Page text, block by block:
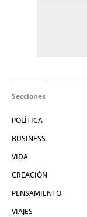
Secciones
POLÍTICA
BUSINESS
VIDA
CREACIÓN
PENSAMIENTO
VIAJES